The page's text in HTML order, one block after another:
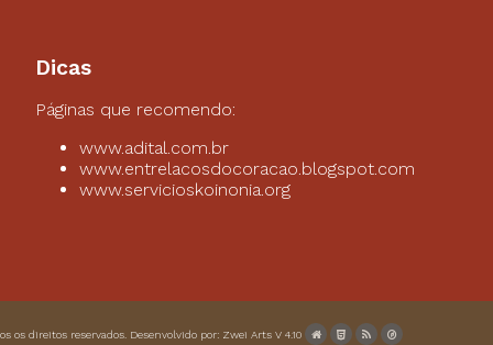
Dicas
Páginas que recomendo:
www.adital.com.br
www.entrelacosdocoracao.blogspot.com
www.servicioskoinonia.org
os direitos reservados. Desenvolvido por: Zwei Arts V 4.10